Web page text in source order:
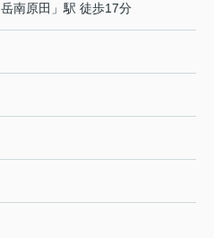
岳南原田 」駅 徒歩17分